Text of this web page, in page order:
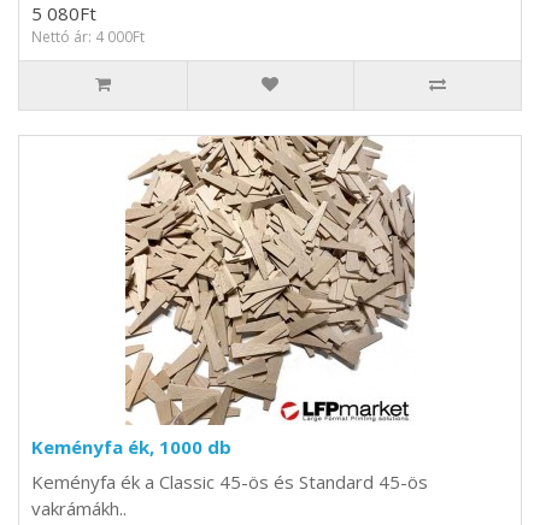
5 080Ft
Nettó ár: 4 000Ft
Keményfa ék, 1000 db
Keményfa ék a Classic 45-ös és Standard 45-ös
vakrámákh..